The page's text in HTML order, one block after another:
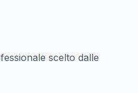
scelto dalle